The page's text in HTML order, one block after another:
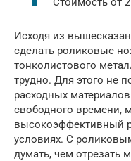
Исходя из
сделать роликовые
тонколистового
трудно. Для этого не
расходных
свободного времени,
высокоэффективный
условиях. С
думать, чем отрезать